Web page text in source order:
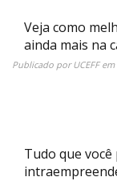
Veja como
ainda mais na
Publicado porUCEFFem
Tudo que